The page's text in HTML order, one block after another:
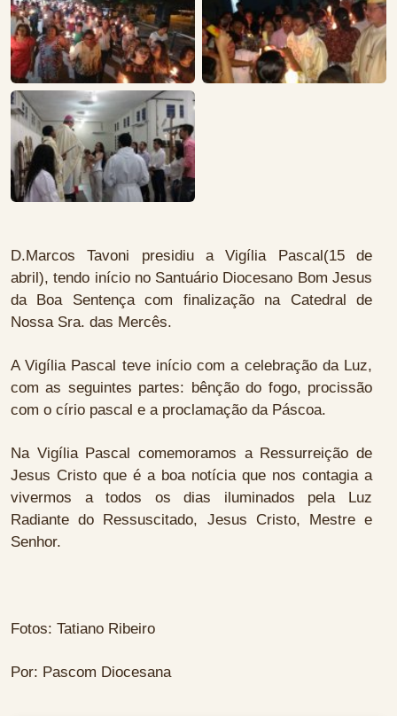
D.Marcos Tavoni presidiu a Vigília Pascal(15 de
abril), tendo início no Santuário Diocesano Bom Jesus
da Boa Sentença com finalização na Catedral de
Nossa Sra. das Mercês.
A Vigília Pascal teve início com a celebração da Luz,
com as seguintes partes: bênção do fogo, procissão
com o círio pascal e a proclamação da Páscoa.
Na Vigília Pascal comemoramos a Ressurreição de
Jesus Cristo que é a boa notícia que nos contagia a
vivermos a todos os dias iluminados pela Luz
Radiante do Ressuscitado, Jesus Cristo, Mestre e
Senhor.
Fotos: Tatiano Ribeiro
Por: Pascom Diocesana